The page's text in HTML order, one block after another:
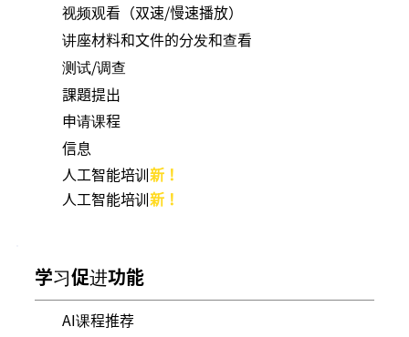
视频观看（双速/慢速播放）
讲座材料和文件的分发和查看
测试/调查
課題提出
申请课程
信息
人工智能培训新！
人工智能培训新！
学习促进功能
AI课程推荐